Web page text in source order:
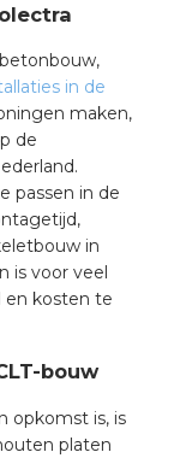
in de
maken,
de
passen in de
in
is voor veel
kosten te
bouw
opkomst is, is
platen